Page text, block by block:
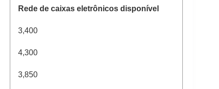
Rede de caixas eletrônicos disponível
3,400
4,300
3,850